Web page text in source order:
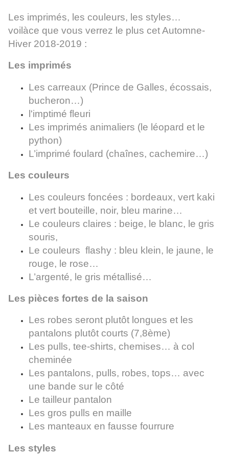
Les imprimés, les couleurs, les styles…
voilàce que vous verrez le plus cet Automne-
Hiver 2018-2019 :
Les imprimés
Les carreaux (Prince de Galles, écossais,
bucheron…)
l'imptimé fleuri
Les imprimés animaliers (le léopard et le
python)
L’imprimé foulard (chaînes, cachemire…)
Les couleurs
Les couleurs foncées : bordeaux, vert kaki
et vert bouteille, noir, bleu marine…
Le couleurs claires : beige, le blanc, le gris
souris,
Le couleurs flashy : bleu klein, le jaune, le
rouge, le rose…
L’argenté, le gris métallisé…
Les pièces fortes de la saison
Les robes seront plutôt longues et les
pantalons plutôt courts (7,8ème)
Les pulls, tee-shirts, chemises… à col
cheminée
Les pantalons, pulls, robes, tops… avec
une bande sur le côté
Le tailleur pantalon
Les gros pulls en maille
Les manteaux en fausse fourrure
Les styles